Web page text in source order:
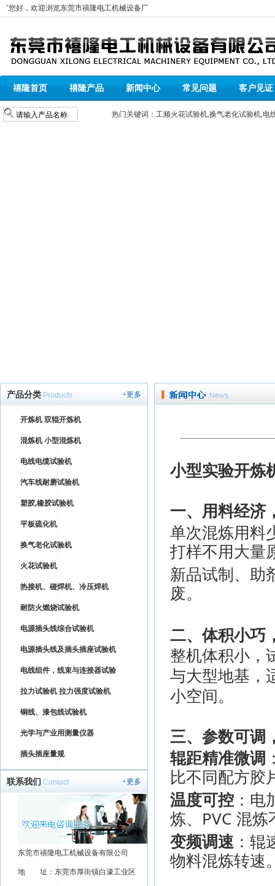
ˇ您好，欢迎浏览东莞市禧隆电工机械设备厂
禧隆首页 禧隆产品 新闻中心 常见问题 客户见证
热门关键词： 工频火花试验机,换气老化试验机,电
+更多
产品分类 Products
开炼机 双辊开炼机
混炼机 小型混炼机
电线电缆试验机
汽车线耐磨试验机
塑胶,橡胶试验机
平板硫化机
换气老化试验机
火花试验机
热接机、碰焊机、冷压焊机
耐防火燃烧试验机
电源插头线综合试验机
电源插头线及插头插座试验机
电线组件，线束与连接器试验
拉力试验机 拉力强度试验机
铜线、漆包线试验机
光学与产业用测量仪器
插头插座量规
+更多
联系我们 Contact
东莞市禧隆电工机械设备有限公司
地 址：东莞市厚街镇白濠工业区
小型实验开炼
一、用料经济
单次混炼用料
打样不用大量
新品试制、助
废。
二、体积小巧
整机体积小，
与大型地基，
小空间。
三、参数可调
辊距精准微调
比不同配方胶
温度可控：电
炼、PVC 混
变频调速：辊
物料混炼转速